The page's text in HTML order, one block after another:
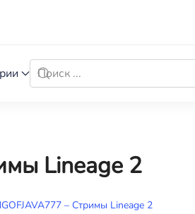
Lineage 2
– Стримы Lineage 2